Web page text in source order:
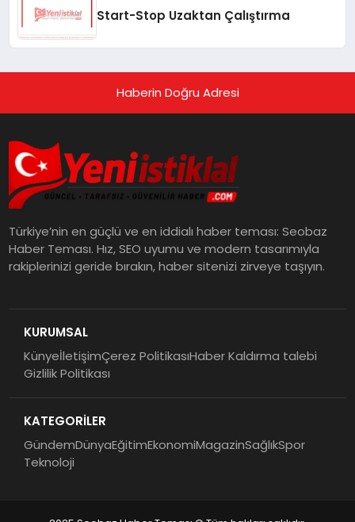
Start-Stop Uzaktan Çalıştırma
Haberin Doğru Adresi
Türkiye’nin en güçlü ve en iddialı haber teması: Seobaz
Haber Teması. Hız, SEO uyumu ve modern tasarımıyla
rakiplerinizi geride bırakın, haber sitenizi zirveye taşıyın.
KURUMSAL
KünyeİletişimÇerez PolitikasıHaber Kaldırma talebi
Gizlilik Politikası
KATEGORİLER
GündemDünyaEğitimEkonomiMagazinSağlıkSpor
Teknoloji